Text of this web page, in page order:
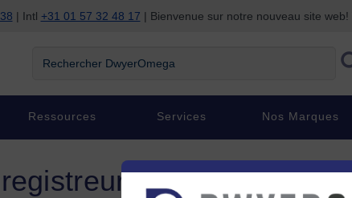
| Intl +31 01 57 32 48 17 | Bienvenue sur notre nouveau site
Ressources Services Nos Marques
de données ?